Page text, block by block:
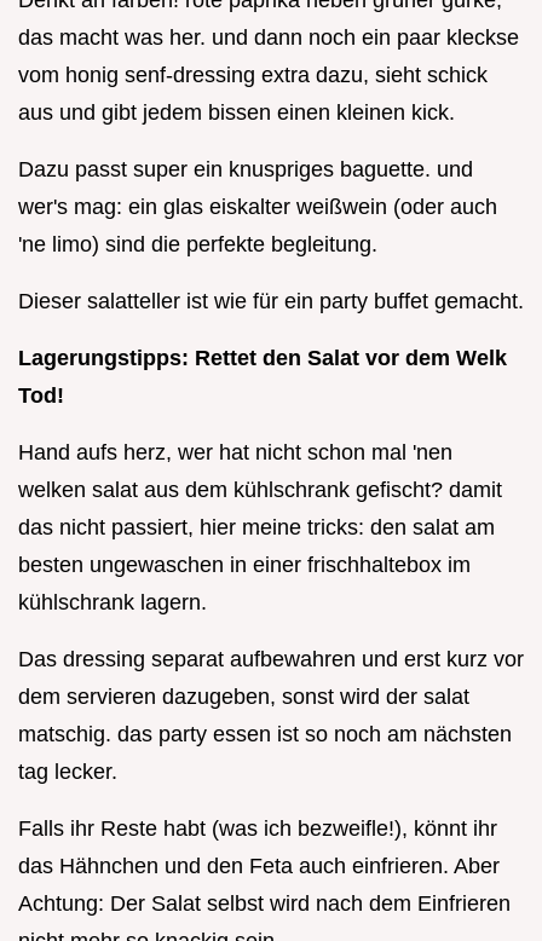
das macht was her. und dann noch ein paar kleckse
vom honig senf-dressing extra dazu, sieht schick
aus und gibt jedem bissen einen kleinen kick.
Dazu passt super ein knuspriges baguette. und
wer's mag: ein glas eiskalter weißwein (oder auch
'ne limo) sind die perfekte begleitung.
Dieser salatteller ist wie für ein party buffet gemacht.
Lagerungstipps: Rettet den Salat vor dem Welk
Tod!
Hand aufs herz, wer hat nicht schon mal 'nen
welken salat aus dem kühlschrank gefischt? damit
das nicht passiert, hier meine tricks: den salat am
besten ungewaschen in einer frischhaltebox im
kühlschrank lagern.
Das dressing separat aufbewahren und erst kurz vor
dem servieren dazugeben, sonst wird der salat
matschig. das party essen ist so noch am nächsten
tag lecker.
Falls ihr Reste habt (was ich bezweifle!), könnt ihr
das Hähnchen und den Feta auch einfrieren. Aber
Achtung: Der Salat selbst wird nach dem Einfrieren